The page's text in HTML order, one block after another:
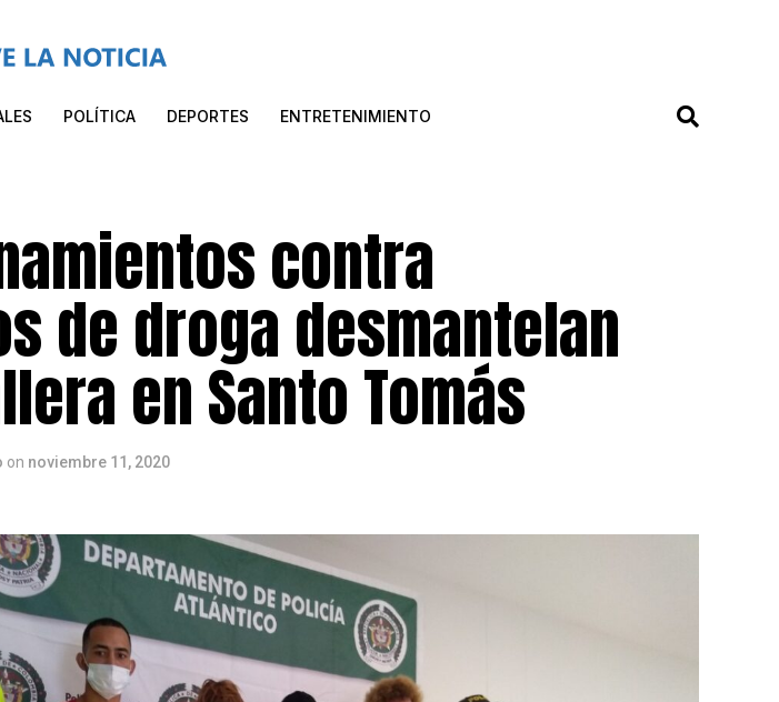
POLÍTICA DEPORTES ENTRETENIMIENTO
contra
de droga desmantelan
en Santo Tomás
on noviembre 11, 2020